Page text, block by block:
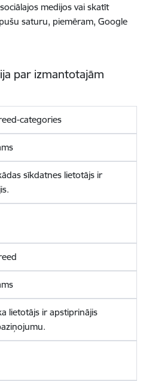
medijos vai skatīt
saturu, piemēram, Google
par izmantotajām
categories
sīkdatnes lietotājs ir
lietotājs ir apstiprinājis